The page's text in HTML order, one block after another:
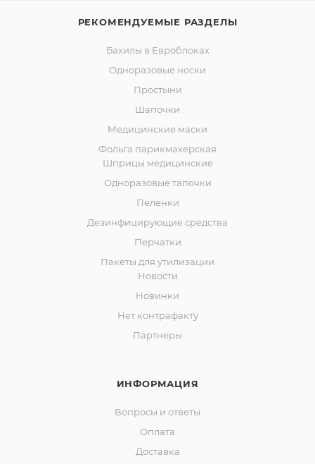
РЕКОМЕНДУЕМЫЕ РАЗДЕЛЫ
Бахилы в Евроблоках
Одноразовые носки
Простыни
Шапочки
Медицинские маски
Фольга парикмахерская
Шприцы медицинские
Одноразовые тапочки
Пеленки
Дезинфицирующие средства
Перчатки
Пакеты для утилизации
Новости
Новинки
Нет контрафакту
Партнеры
ИНФОРМАЦИЯ
Вопросы и ответы
Оплата
Доставка